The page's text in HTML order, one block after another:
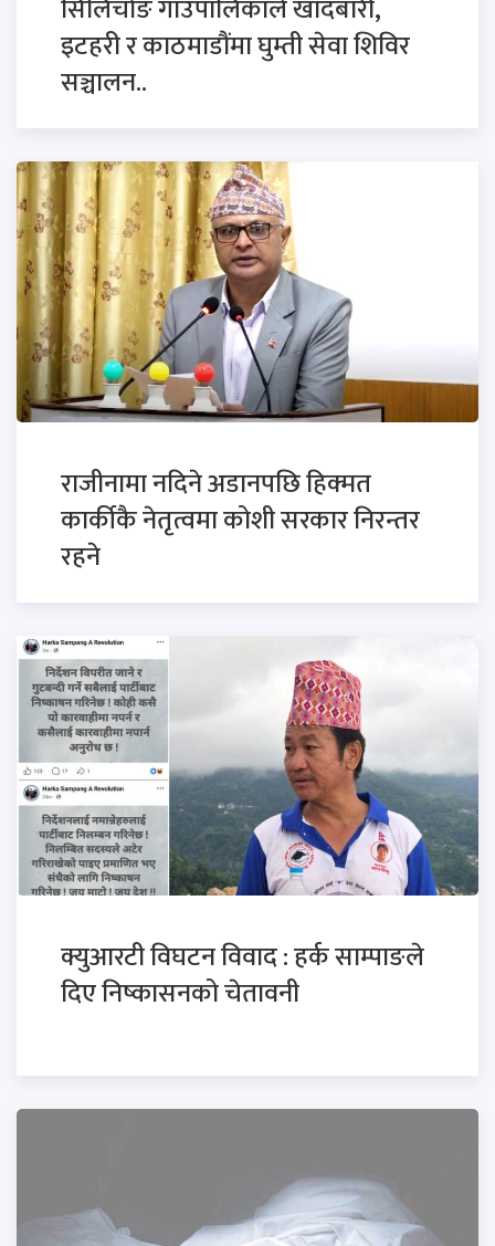
सिलिचोङ गाउँपालिकाले खाँदबारी,
इटहरी र काठमाडौंमा घुम्ती सेवा शिविर
सञ्चालन..
राजीनामा नदिने अडानपछि हिक्मत
कार्कीकै नेतृत्वमा कोशी सरकार निरन्तर
रहने
क्युआरटी विघटन विवाद : हर्क साम्पाङले
दिए निष्कासनको चेतावनी